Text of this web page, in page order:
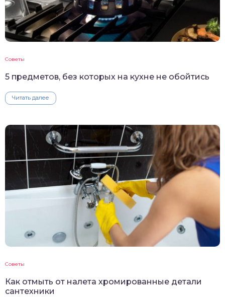
Советы
5 предметов, без которых на кухне не обойтись
Читать далее
Советы
Как отмыть от налета хромированные детали
сантехники